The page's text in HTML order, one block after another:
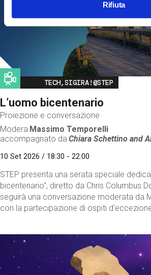
Rifiuta
Image
TECH,SIGIRA!@STEP
L’uomo bicentenario
Proiezione e conversazione
Modera Massimo Temporelli
accompagnato da Chiara Schettino and
10 Set 2026 / 18:30 - 22:00
STEP presenta una serata speciale
bicentenario", diretto da Chris
seguirà una conversazione moderata da
con la partecipazione di ospiti